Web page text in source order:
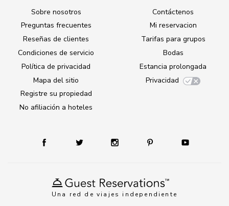
Una red de viajes independiente
Sobre nosotros
Preguntas frecuentes
Reseñas de clientes
Condiciones de servicio
Política de privacidad
Mapa del sitio
Registre su propiedad
No afiliación a hoteles
Contáctenos
Mi reservacion
Tarifas para grupos
Bodas
Estancia prolongada
Privacidad